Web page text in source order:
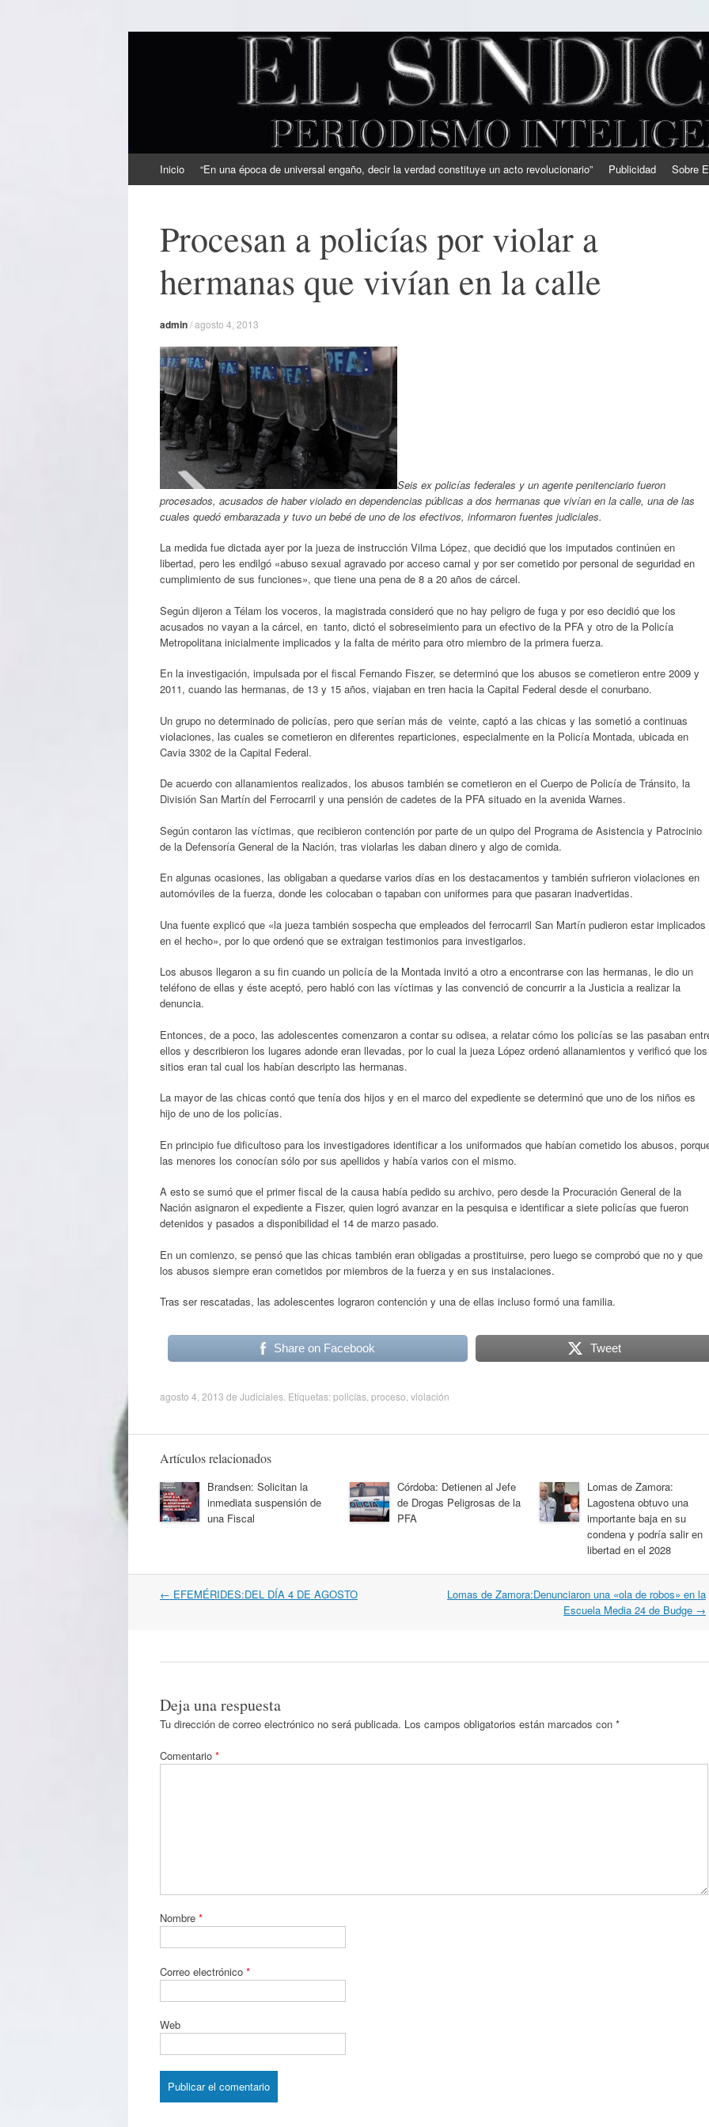
EL SINDICAL
Periodismo Inteligente
al
Inicio “En una época de universal engaño, decir la verdad constituye un acto revolucionario” Publicidad Sobre
Procesan a policías por violar a
hermanas que vivían en la calle
admin/agosto 4, 2013
Seis ex policías federales y un agente penitenciario fueron
procesados, acusados de haber violado en dependencias públicas a dos hermanas que vivían en la calle, una de las
cuales quedó embarazada y tuvo un bebé de uno de los efectivos, informaron fuentes judiciales.
La medida fue dictada ayer por la jueza de instrucción Vilma López, que decidió que los imputados continúen en
libertad, pero les endilgó «abuso sexual agravado por acceso carnal y por ser cometido por personal de seguridad en
cumplimiento de sus funciones», que tiene una pena de 8 a 20 años de cárcel.
Según dijeron a Télam los voceros, la magistrada consideró que no hay peligro de fuga y por eso decidió que los
acusados no vayan a la cárcel, en tanto, dictó el sobreseimiento para un efectivo de la PFA y otro de la Policía
Metropolitana inicialmente implicados y la falta de mérito para otro miembro de la primera fuerza.
En la investigación, impulsada por el fiscal Fernando Fiszer, se determinó que los abusos se cometieron entre 2009 y
2011, cuando las hermanas, de 13 y 15 años, viajaban en tren hacia la Capital Federal desde el conurbano.
Un grupo no determinado de policías, pero que serían más de veinte, captó a las chicas y las sometió a continuas
violaciones, las cuales se cometieron en diferentes reparticiones, especialmente en la Policía Montada, ubicada en
Cavia 3302 de la Capital Federal.
De acuerdo con allanamientos realizados, los abusos también se cometieron en el Cuerpo de Policía de Tránsito, la
División San Martín del Ferrocarril y una pensión de cadetes de la PFA situado en la avenida Warnes.
Según contaron las víctimas, que recibieron contención por parte de un quipo del Programa de Asistencia y Patrocinio
de la Defensoría General de la Nación, tras violarlas les daban dinero y algo de comida.
En algunas ocasiones, las obligaban a quedarse varios días en los destacamentos y también sufrieron violaciones en
automóviles de la fuerza, donde les colocaban o tapaban con uniformes para que pasaran inadvertidas.
Una fuente explicó que «la jueza también sospecha que empleados del ferrocarril San Martín pudieron estar implicados
en el hecho», por lo que ordenó que se extraigan testimonios para investigarlos.
Los abusos llegaron a su fin cuando un policía de la Montada invitó a otro a encontrarse con las hermanas, le dio un
teléfono de ellas y éste aceptó, pero habló con las víctimas y las convenció de concurrir a la Justicia a realizar la
denuncia.
Entonces, de a poco, las adolescentes comenzaron a contar su odisea, a relatar cómo los policías se las pasaban
ellos y describieron los lugares adonde eran llevadas, por lo cual la jueza López ordenó allanamientos y verificó que los
sitios eran tal cual los habían descripto las hermanas.
La mayor de las chicas contó que tenía dos hijos y en el marco del expediente se determinó que uno de los niños es
hijo de uno de los policías.
En principio fue dificultoso para los investigadores identificar a los uniformados que habían cometido los abusos,
las menores los conocían sólo por sus apellidos y había varios con el mismo.
A esto se sumó que el primer fiscal de la causa había pedido su archivo, pero desde la Procuración General de la
Nación asignaron el expediente a Fiszer, quien logró avanzar en la pesquisa e identificar a siete policías que fueron
detenidos y pasados a disponibilidad el 14 de marzo pasado.
En un comienzo, se pensó que las chicas también eran obligadas a prostituirse, pero luego se comprobó que no y que
los abusos siempre eran cometidos por miembros de la fuerza y en sus instalaciones.
Tras ser rescatadas, las adolescentes lograron contención y una de ellas incluso formó una familia.
Share on Facebook Tweet
agosto 4, 2013 de Judiciales . Etiquetas:policías proceso violación
Artículos relacionados
Brandsen: Solicitan la
inmediata suspensión de
una Fiscal
Córdoba: Detienen al Jefe
de Drogas Peligrosas de la
PFA
Lomas de Zamora:
Lagostena obtuvo una
importante baja en su
condena y podría salir en
libertad en el 2028
Navegación
← EFEMÉRIDES:DEL DÍA 4 DE AGOSTO
Lomas de Zamora:Denunciaron una «ola de robos» en la
Escuela Media 24 de Budge →
Deja una respuesta
Tu dirección de correo electrónico no será publicada. Los campos obligatorios están marcados con *
Comentario *
Nombre *
Correo electrónico *
Web